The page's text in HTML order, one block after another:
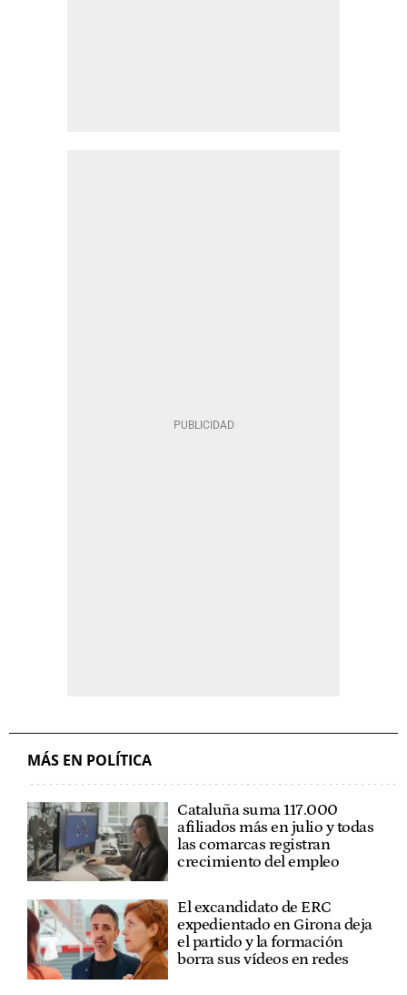
MÁS EN POLÍTICA
Cataluña suma 117.000
afiliados más en julio y todas
las comarcas registran
crecimiento del empleo
El excandidato de ERC
expedientado en Girona deja
el partido y la formación
borra sus vídeos en redes